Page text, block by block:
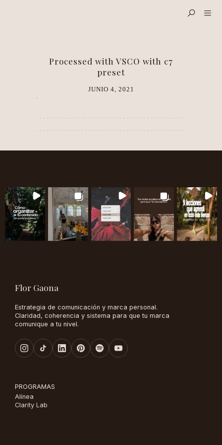
Processed with VSCO with c7
preset
JUNIO 4, 2021
Flor Gaona
Estrategia de comunicación y marca personal.
Claridad, coherencia y sistema para que tu marca
comunique a tu nivel.
PROGRAMAS
Alínea
Clarity Lab